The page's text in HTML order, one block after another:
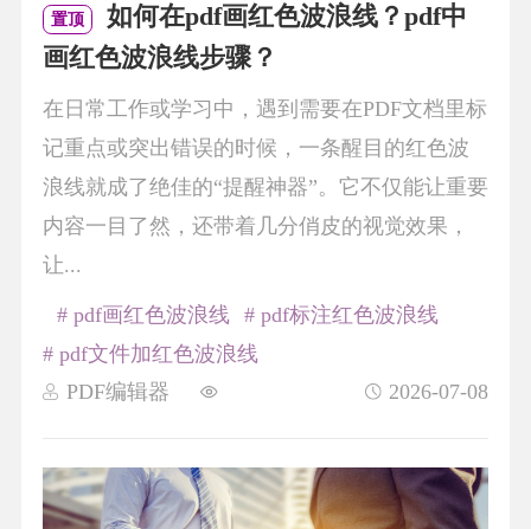
置顶
如何在pdf画红色波浪线？pdf中
画红色波浪线步骤？
在日常工作或学习中，遇到需要在PDF文档里标
记重点或突出错误的时候，一条醒目的红色波
浪线就成了绝佳的“提醒神器”。它不仅能让重要
内容一目了然，还带着几分俏皮的视觉效果，
让...
PDF编辑器 2026-07-08
# pdf画红色波浪线
# pdf标注红色波浪线
# pdf文件加红色波浪线